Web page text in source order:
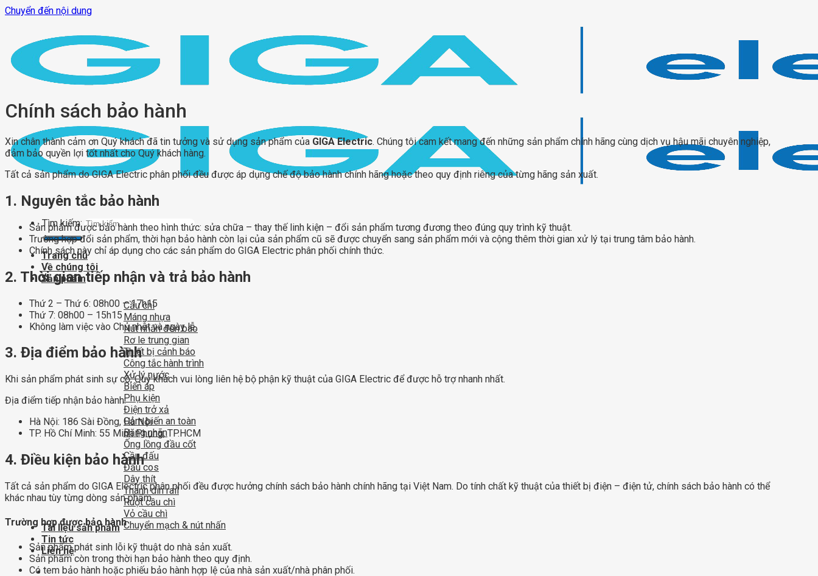
Chuyển đến nội dung
Tìm kiếm:
Trang chủ
Về chúng tôi
Sản phẩm
Cầu chì
Máng nhựa
Nút nhấn đèn báo
Rơ le trung gian
Thiết bị cảnh báo
Công tắc hành trình
Xử lý nước
Biến áp
Phụ kiện
Điện trở xả
Cảm biến an toàn
Băng nhãn
Ống lồng đầu cốt
Cầu đấu
Đầu cos
Dây thít
Thanh din rail
Ruột cầu chì
Vỏ cầu chì
Chuyển mạch & nút nhấn
Tài liệu sản phẩm
Tin tức
Liên hệ
Chính sách bảo hành
Xin chân thành cảm ơn Quý khách đã tin tưởng và sử dụng sản phẩm của GIGA Electric. Chúng tôi cam kết mang đến những sản phẩm chính hãng cùng dịch vụ hậu mãi chuyên nghiệp,
đảm bảo quyền lợi tốt nhất cho Quý khách hàng.
Tất cả sản phẩm do GIGA Electric phân phối đều được áp dụng chế độ bảo hành chính hãng hoặc theo quy định riêng của từng hãng sản xuất.
1. Nguyên tắc bảo hành
Sản phẩm được bảo hành theo hình thức: sửa chữa – thay thế linh kiện – đổi sản phẩm tương đương theo đúng quy trình kỹ thuật.
Trường hợp đổi sản phẩm, thời hạn bảo hành còn lại của sản phẩm cũ sẽ được chuyển sang sản phẩm mới và cộng thêm thời gian xử lý tại trung tâm bảo hành.
Chính sách này chỉ áp dụng cho các sản phẩm do GIGA Electric phân phối chính thức.
2. Thời gian tiếp nhận và trả bảo hành
Thứ 2 – Thứ 6: 08h00 – 17h15
Thứ 7: 08h00 – 15h15
Không làm việc vào Chủ nhật và ngày lễ.
3. Địa điểm bảo hành
Khi sản phẩm phát sinh sự cố, Quý khách vui lòng liên hệ bộ phận kỹ thuật của GIGA Electric để được hỗ trợ nhanh nhất.
Địa điểm tiếp nhận bảo hành:
Hà Nội: 186 Sài Đồng, Hà Nội
TP. Hồ Chí Minh: 55 Minh Phụng, TP.HCM
4. Điều kiện bảo hành
Tất cả sản phẩm do GIGA Electric phân phối đều được hưởng chính sách bảo hành chính hãng tại Việt Nam. Do tính chất kỹ thuật của thiết bị điện – điện tử, chính sách bảo hành có thể
khác nhau tùy từng dòng sản phẩm.
Trường hợp được bảo hành
Sản phẩm phát sinh lỗi kỹ thuật do nhà sản xuất.
Sản phẩm còn trong thời hạn bảo hành theo quy định.
Có tem bảo hành hoặc phiếu bảo hành hợp lệ của nhà sản xuất/nhà phân phối.